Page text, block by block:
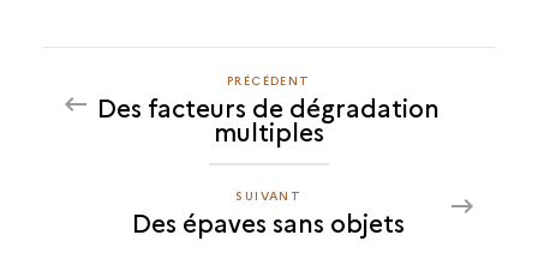
PRÉCÉDENT
DES
ÉPAVES
SANS
OBJETS
PRÉCÉDENT
Des facteurs de dégradation
multiples
SUIVANT
DES
SUIVANT
Des épaves sans objets